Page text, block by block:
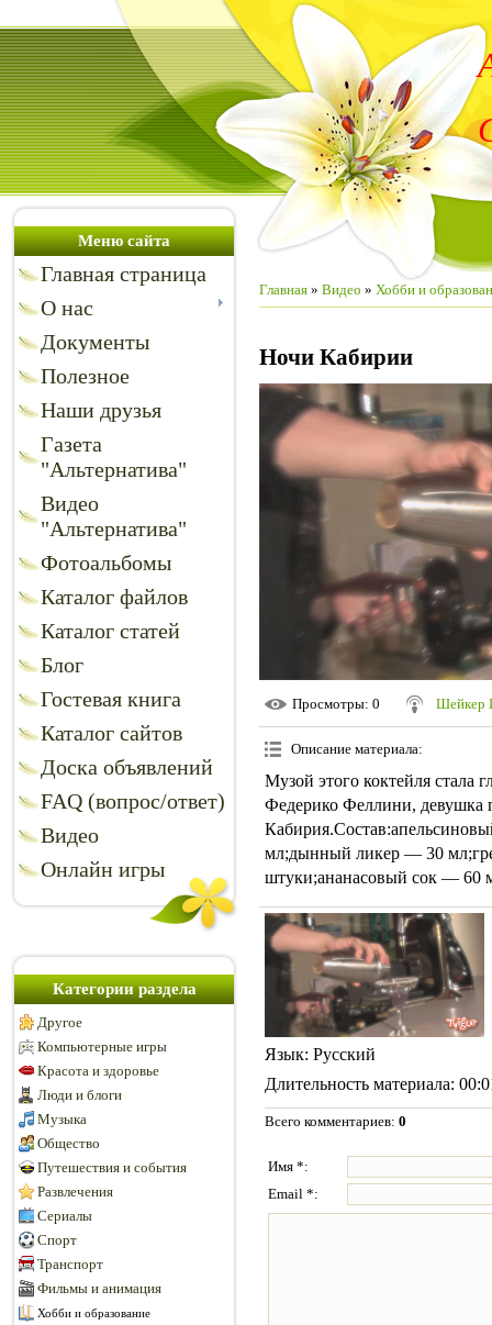
Меню сайта
Главная страница
О нас
Документы
Полезное
Наши друзья
Газета
"Альтернатива"
Видео
"Альтернатива"
Фотоальбомы
Каталог файлов
Каталог статей
Блог
Гостевая книга
Каталог сайтов
Доска объявлений
FAQ (вопрос/ответ)
Видео
Онлайн игры
Категории раздела
Другое
Компьютерные игры
Красота и здоровье
Люди и блоги
Музыка
Общество
Путешествия и события
Развлечения
Сериалы
Спорт
Транспорт
Фильмы и анимация
Хобби и образование
Главная » Видео » Хобби и
Ночи Кабирии
Просмотры: 0 Шейкер
Описание материала:
Музой этого коктейля стала
Федерико Феллини, девушка
мл;дынный ликер — 30
штуки;ананасовый сок — 60
Язык: Русский
Длительность материала:
Всего комментариев: 0
Имя *:
Email *: